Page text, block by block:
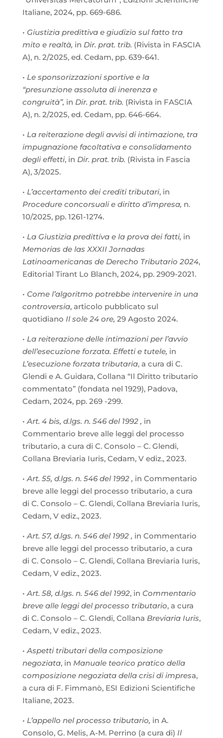
Italiane, 2024, pp. 669-686.
• Giustizia predittiva e giudizio sul fatto tra
mito e realtà, in Dir. prat. trib. (Rivista in FASCIA
A), n. 2/2025, ed. Cedam, pp. 639-641.
• Le sponsorizzazioni sportive e la
“presunzione assoluta di inerenza e
congruità”, in Dir. prat. trib. (Rivista in FASCIA
A), n. 2/2025, ed. Cedam, pp. 646-664.
• La reiterazione degli avvisi di intimazione, tra
impugnazione facoltativa e consolidamento
degli effetti, in Dir. prat. trib. (Rivista in Fascia
A), 3/2025.
• L’accertamento dei crediti tributari, in
Procedure concorsuali e diritto d’impresa, n.
10/2025, pp. 1261-1274.
• La Giustizia predittiva e la prova dei fatti, in
Memorias de las XXXII Jornadas
Latinoamericanas de Derecho Tributario 2024,
Editorial Tirant Lo Blanch, 2024, pp. 2909-2021.
• Come l’algoritmo potrebbe intervenire in una
controversia, articolo pubblicato sul
quotidiano Il sole 24 ore, 29 Agosto 2024.
• La reiterazione delle intimazioni per l’avvio
dell’esecuzione forzata. Effetti e tutele, in
L’esecuzione forzata tributaria, a cura di C.
Glendi e A. Guidara, Collana “Il Diritto tributario
commentato” (fondata nel 1929), Padova,
Cedam, 2024, pp. 269 -299.
• Art. 4 bis, d.lgs. n. 546 del 1992 , in
Commentario breve alle leggi del processo
tributario, a cura di C. Consolo – C. Glendi,
Collana Breviaria Iuris, Cedam, V ediz., 2023.
• Art. 55, d.lgs. n. 546 del 1992 , in Commentario
breve alle leggi del processo tributario, a cura
di C. Consolo – C. Glendi, Collana Breviaria Iuris,
Cedam, V ediz., 2023.
• Art. 57, d.lgs. n. 546 del 1992 , in Commentario
breve alle leggi del processo tributario, a cura
di C. Consolo – C. Glendi, Collana Breviaria Iuris,
Cedam, V ediz., 2023.
• Art. 58, d.lgs. n. 546 del 1992, in Commentario
breve alle leggi del processo tributario, a cura
di C. Consolo – C. Glendi, Collana Breviaria Iuris,
Cedam, V ediz., 2023.
• Aspetti tributari della composizione
negoziata, in Manuale teorico pratico della
composizione negoziata della crisi di impresa,
a cura di F. Fimmanò, ESI Edizioni Scientifiche
Italiane, 2023.
• L’appello nel processo tributario, in A.
Consolo, G. Melis, A-M. Perrino (a cura di) Il